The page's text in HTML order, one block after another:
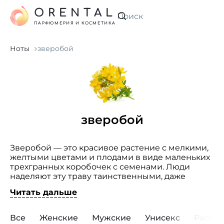
Искать
ORENTAL
ПАРФЮМЕРИЯ И КОСМЕТИКА
Ноты зверобой
зверобой
Зверобой — это красивое растение с мелкими,
желтыми цветами и плодами в виде маленьких
трехгранных коробочек с семенами. Люди
наделяют эту траву таинственными, даже
зверобоя ассоциируются с летом и луговыми
густой, сладковатый, медовый. Эта цветочно-
Читать дальше
Все Женские Мужские Унисекс